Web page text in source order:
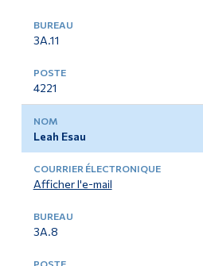
3A.11
4221
Leah Esau
Afficher l'e-mail
3A.8